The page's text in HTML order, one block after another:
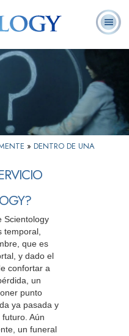
Ministros
Voluntarios
Preguntas
Frecuentes
» DENTRO DE UNA
Scientology
temporal,
que es
y dado el
confortar a
un
punto
ya pasada y
Aún
un funeral